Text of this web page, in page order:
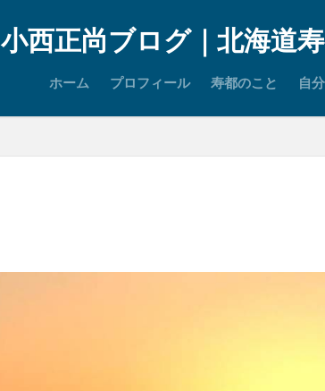
小西正尚ブログ｜北海道
ホーム プロフィール 寿都のこと 自